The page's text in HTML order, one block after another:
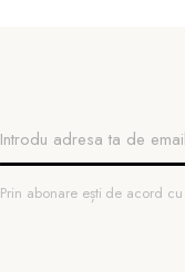
Prin abonare ești de acord cu